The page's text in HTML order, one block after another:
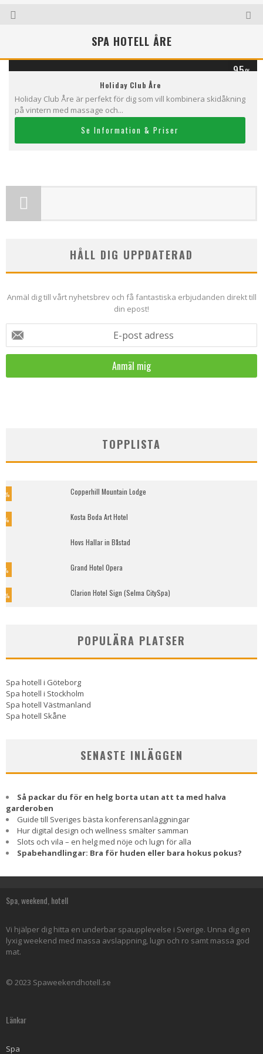
SPA HOTELL ÅRE
95%
Holiday Club Åre
Holiday Club Åre är perfekt för dig som vill kombinera skidåkning
på vintern med massage och...
Se Information & Priser
HÅLL DIG UPPDATERAD
Anmäl dig till vårt nyhetsbrev och få fantastiska erbjudanden direkt till
din epost!
E-post adress
TOPPLISTA
% Copperhill Mountain Lodge
% Kosta Boda Art Hotel
Hovs Hallar in Båstad
% Grand Hotel Opera
% Clarion Hotel Sign (Selma CitySpa)
POPULÄRA PLATSER
Spa hotell i Göteborg
Spa hotell i Stockholm
Spa hotell Västmanland
Spa hotell Skåne
SENASTE INLÄGGEN
Så packar du för en helg borta utan att ta med halva
garderoben
Guide till Sveriges bästa konferensanläggningar
Hur digital design och wellness smälter samman
Slots och vila – en helg med nöje och lugn för alla
Spabehandlingar: Bra för huden eller bara hokus pokus?
Spa, weekend, hotell
Vi hjälper dig hitta en underbar spaupplevelse i Sverige. Unna dig en
lyxig weekend med massa avslappning, lugn och ro samt massa god
mat.
© 2023 Spaweekendhotell.se
Länkar
Spa